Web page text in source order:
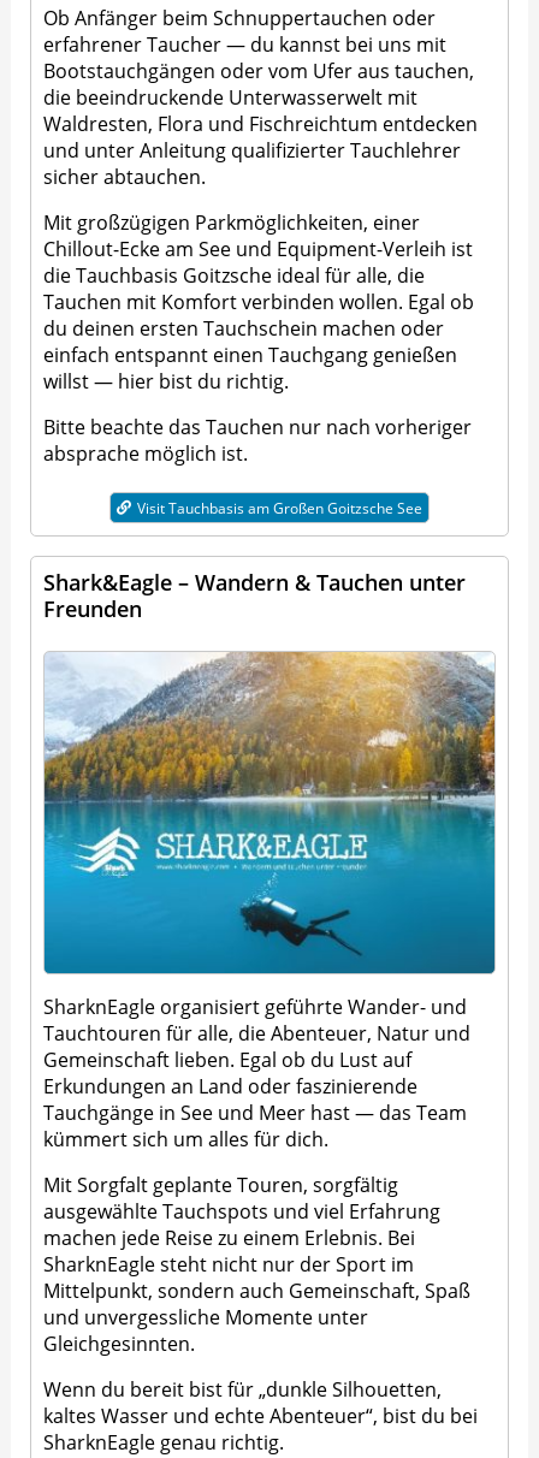
Ob Anfänger beim Schnuppertauchen oder
erfahrener Taucher — du kannst bei uns mit
Bootstauchgängen oder vom Ufer aus tauchen,
die beeindruckende Unterwasserwelt mit
Waldresten, Flora und Fischreichtum entdecken
und unter Anleitung qualifizierter Tauchlehrer
sicher abtauchen.
Mit großzügigen Parkmöglichkeiten, einer
Chillout-Ecke am See und Equipment-Verleih ist
die Tauchbasis Goitzsche ideal für alle, die
Tauchen mit Komfort verbinden wollen. Egal ob
du deinen ersten Tauchschein machen oder
einfach entspannt einen Tauchgang genießen
willst — hier bist du richtig.
Bitte beachte das Tauchen nur nach vorheriger
absprache möglich ist.
Visit Tauchbasis am Großen Goitzsche See
Shark&Eagle – Wandern & Tauchen unter
Freunden
SharknEagle organisiert geführte Wander- und
Tauchtouren für alle, die Abenteuer, Natur und
Gemeinschaft lieben. Egal ob du Lust auf
Erkundungen an Land oder faszinierende
Tauchgänge in See und Meer hast — das Team
kümmert sich um alles für dich.
Mit Sorgfalt geplante Touren, sorgfältig
ausgewählte Tauchspots und viel Erfahrung
machen jede Reise zu einem Erlebnis. Bei
SharknEagle steht nicht nur der Sport im
Mittelpunkt, sondern auch Gemeinschaft, Spaß
und unvergessliche Momente unter
Gleichgesinnten.
Wenn du bereit bist für „dunkle Silhouetten,
kaltes Wasser und echte Abenteuer“, bist du bei
SharknEagle genau richtig.